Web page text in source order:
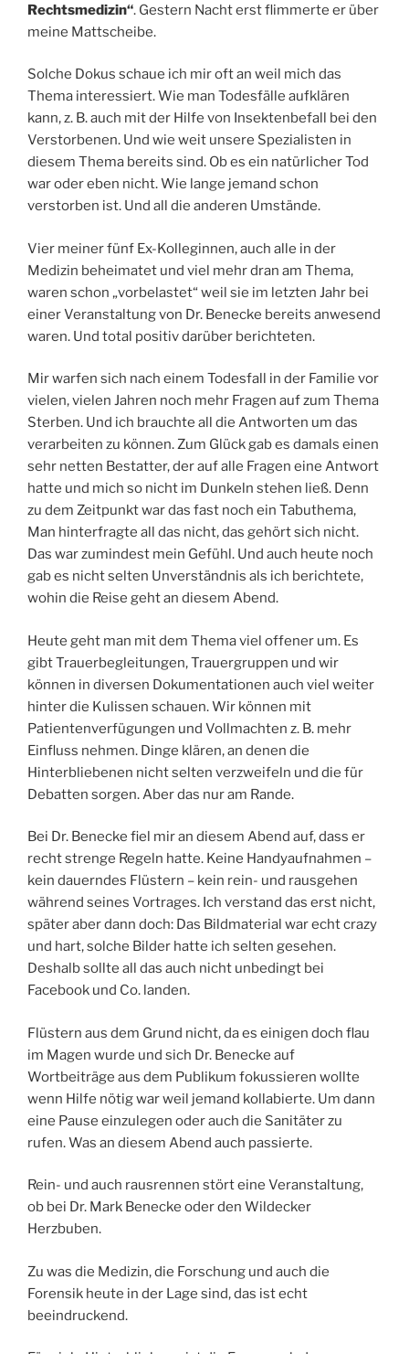
Rechtsmedizin“. Gestern Nacht erst flimmerte er über
meine Mattscheibe.
Solche Dokus schaue ich mir oft an weil mich das
Thema interessiert. Wie man Todesfälle aufklären
kann, z. B. auch mit der Hilfe von Insektenbefall bei den
Verstorbenen. Und wie weit unsere Spezialisten in
diesem Thema bereits sind. Ob es ein natürlicher Tod
war oder eben nicht. Wie lange jemand schon
verstorben ist. Und all die anderen Umstände.
Vier meiner fünf Ex-Kolleginnen, auch alle in der
Medizin beheimatet und viel mehr dran am Thema,
waren schon „vorbelastet“ weil sie im letzten Jahr bei
einer Veranstaltung von Dr. Benecke bereits anwesend
waren. Und total positiv darüber berichteten.
Mir warfen sich nach einem Todesfall in der Familie vor
vielen, vielen Jahren noch mehr Fragen auf zum Thema
Sterben. Und ich brauchte all die Antworten um das
verarbeiten zu können. Zum Glück gab es damals einen
sehr netten Bestatter, der auf alle Fragen eine Antwort
hatte und mich so nicht im Dunkeln stehen ließ. Denn
zu dem Zeitpunkt war das fast noch ein Tabuthema,
Man hinterfragte all das nicht, das gehört sich nicht.
Das war zumindest mein Gefühl. Und auch heute noch
gab es nicht selten Unverständnis als ich berichtete,
wohin die Reise geht an diesem Abend.
Heute geht man mit dem Thema viel offener um. Es
gibt Trauerbegleitungen, Trauergruppen und wir
können in diversen Dokumentationen auch viel weiter
hinter die Kulissen schauen. Wir können mit
Patientenverfügungen und Vollmachten z. B. mehr
Einfluss nehmen. Dinge klären, an denen die
Hinterbliebenen nicht selten verzweifeln und die für
Debatten sorgen. Aber das nur am Rande.
Bei Dr. Benecke fiel mir an diesem Abend auf, dass er
recht strenge Regeln hatte. Keine Handyaufnahmen –
kein dauerndes Flüstern – kein rein- und rausgehen
während seines Vortrages. Ich verstand das erst nicht,
später aber dann doch: Das Bildmaterial war echt crazy
und hart, solche Bilder hatte ich selten gesehen.
Deshalb sollte all das auch nicht unbedingt bei
Facebook und Co. landen.
Flüstern aus dem Grund nicht, da es einigen doch flau
im Magen wurde und sich Dr. Benecke auf
Wortbeiträge aus dem Publikum fokussieren wollte
wenn Hilfe nötig war weil jemand kollabierte. Um dann
eine Pause einzulegen oder auch die Sanitäter zu
rufen. Was an diesem Abend auch passierte.
Rein- und auch rausrennen stört eine Veranstaltung,
ob bei Dr. Mark Benecke oder den Wildecker
Herzbuben.
Zu was die Medizin, die Forschung und auch die
Forensik heute in der Lage sind, das ist echt
beeindruckend.